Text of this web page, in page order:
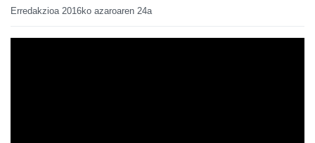
Erredakzioa 2016ko azaroaren 24a